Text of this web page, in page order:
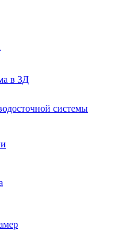
в 3Д
системы